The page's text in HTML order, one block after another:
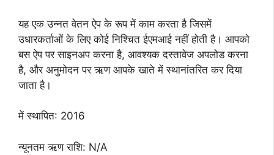
यह एक उन्नत वेतन ऐप के रूप में काम करता है जिसमें
उधारकर्ताओं के लिए कोई निश्चित ईएमआई नहीं होती है। आपको
बस ऐप पर साइनअप करना है, आवश्यक दस्तावेज अपलोड करना
है, और अनुमोदन पर ऋण आपके खाते में स्थानांतरित कर दिया
जाता है।
में स्थापित: 2016
न्यूनतम ऋण राशि: N/A